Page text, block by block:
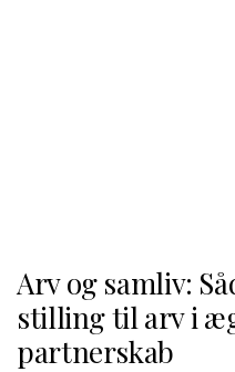
Arv og samliv:
stilling til arv i
partnerskab